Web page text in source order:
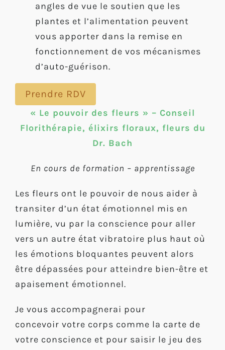
angles de vue le soutien que les
plantes et l’alimentation peuvent
vous apporter dans la remise en
fonctionnement de vos mécanismes
d’auto-guérison.
Prendre RDV
« Le pouvoir des fleurs » – Conseil
Florithérapie, élixirs floraux, fleurs du
Dr. Bach
En cours de formation – apprentissage
Les fleurs ont le pouvoir de nous aider à
transiter d’un état émotionnel mis en
lumière, vu par la conscience pour aller
vers un autre état vibratoire plus haut où
les émotions bloquantes peuvent alors
être dépassées pour atteindre bien-être et
apaisement émotionnel.
Je vous accompagnerai pour
concevoir votre corps comme la carte de
votre conscience et pour saisir le jeu des